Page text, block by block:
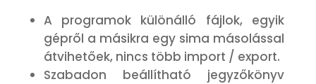
A programok különálló fájlok, egyik
gépről a másikra egy sima másolással
átvihetőek, nincs több import / export.
Szabadon beállítható jegyzőkönyv